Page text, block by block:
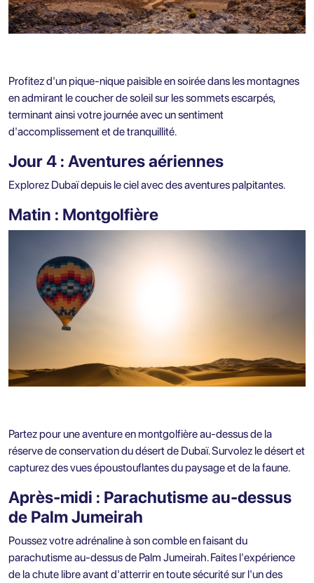
Profitez d'un pique-nique paisible en soirée dans les montagnes
en admirant le coucher de soleil sur les sommets escarpés,
terminant ainsi votre journée avec un sentiment
d'accomplissement et de tranquillité.
Jour 4 : Aventures aériennes
Explorez Dubaï depuis le ciel avec des aventures palpitantes.
Matin : Montgolfière
Partez pour une aventure en montgolfière au-dessus de la
réserve de conservation du désert de Dubaï. Survolez le désert et
capturez des vues époustouflantes du paysage et de la faune.
Après-midi : Parachutisme au-dessus
de Palm Jumeirah
Poussez votre adrénaline à son comble en faisant du
parachutisme au-dessus de Palm Jumeirah. Faites l'expérience
de la chute libre avant d'atterrir en toute sécurité sur l'un des